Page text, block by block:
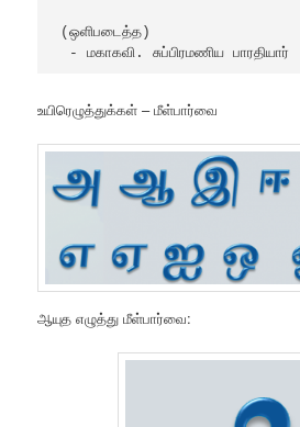
(ஒளிபடைத்த)
- மகாகவி. சுப்பிரமணிய பாரதியார்
உயிரெழுத்துக்கள் – மீள்பார்வை
ஆயுத எழுத்து மீள்பார்வை: